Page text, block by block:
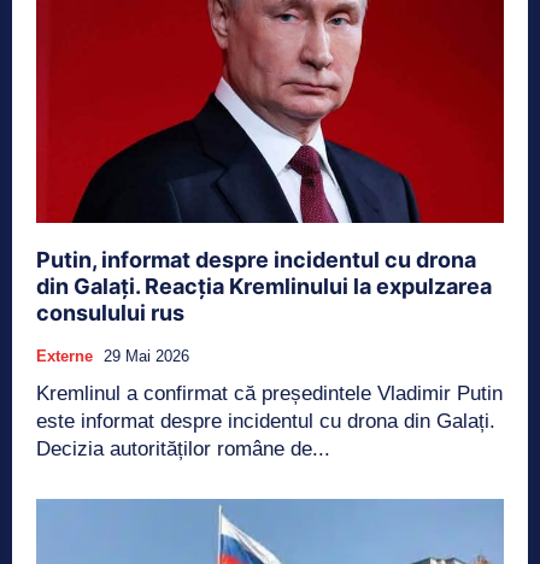
Putin, informat despre incidentul cu drona
din Galați. Reacția Kremlinului la expulzarea
consulului rus
Externe 29 Mai 2026
Kremlinul a confirmat că președintele Vladimir Putin
este informat despre incidentul cu drona din Galați.
Decizia autorităților române de...